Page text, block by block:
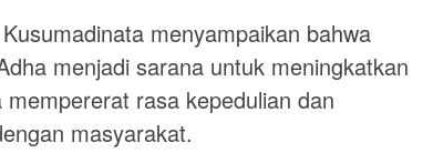
menyampaikan bahwa
menjadi sarana untuk meningkatkan
rasa kepedulian dan
masyarakat.